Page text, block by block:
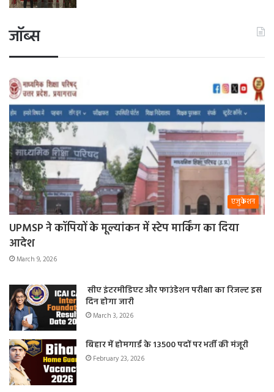
जॉब्स
एजुकेशन
UPMSP ने कॉपियों के मूल्यांकन में स्टेप मार्किंग का दिया
आदेश
March 9, 2026
सीए इंटरमीडिएट और फाउंडेशन परीक्षा का रिजल्ट इस
दिन होगा जारी
March 3, 2026
बिहार में होमगार्ड के 13500 पदों पर भर्ती की मंजूरी
February 23, 2026